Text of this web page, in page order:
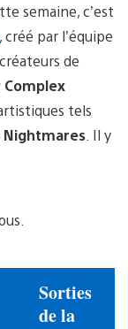
semaine, c’est
, créé par l’équipe
de
Complex
tels
. Il y
Sorties
de la